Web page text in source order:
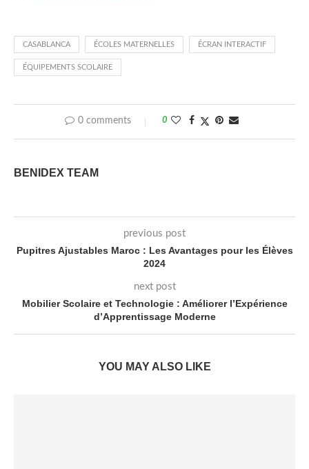
CASABLANCA ÉCOLES MATERNELLES ÉCRAN INTERACTIF
ÉQUIPEMENTS SCOLAIRE
0 comments 0
BENIDEX TEAM
previous post
Pupitres Ajustables Maroc : Les Avantages pour les Élèves
2024
next post
Mobilier Scolaire et Technologie : Améliorer l’Expérience
d’Apprentissage Moderne
YOU MAY ALSO LIKE